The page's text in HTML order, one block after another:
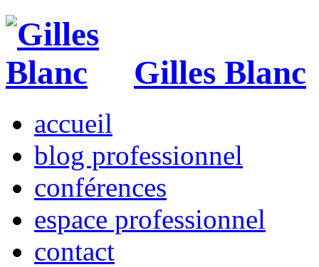
Gilles Blanc
accueil
blog professionnel
conférences
espace professionnel
contact